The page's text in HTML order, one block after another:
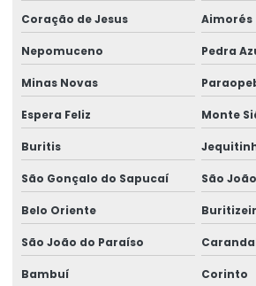
Talha De Cabo Aço Com Monitoramento
Talha De Cabo De Aço Eletrônica
Talha De Cinta Aço Carbono
Talha De Cinta Elétrica Aço Carbono
Talha Elétrica
Talha Elétrica 125 Kg A 5 Toneladas
Coração de Jesus Aimorés
Nepomuceno Pedra
Minas Novas
Espera Feliz Monte
Buritis
São Gonçalo do Sapucaí São
Belo Oriente
São João do Paraíso
Bambuí Corinto